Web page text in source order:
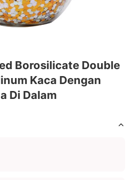
Borosilicate Double
Kaca Dengan
Di Dalam